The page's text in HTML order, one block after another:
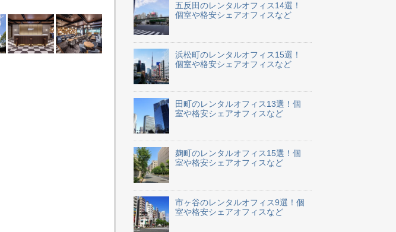
五反田のレンタルオフィス14選！
個室や格安シェアオフィスなど
浜松町のレンタルオフィス15選！
個室や格安シェアオフィスなど
田町のレンタルオフィス13選！個
室や格安シェアオフィスなど
麹町のレンタルオフィス15選！個
室や格安シェアオフィスなど
市ヶ谷のレンタルオフィス9選！個
室や格安シェアオフィスなど